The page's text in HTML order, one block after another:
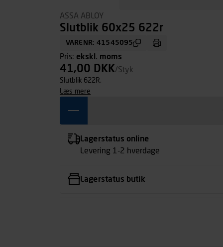
ASSA ABLOY
Slutblik 60x25 622r
VARENR: 41545095
Pris: ekskl. moms
41,00 DKK/Styk
Slutblik 622R.
læs mere
Lagerstatus online
Levering 1-2 hverdage
Lagerstatus butik